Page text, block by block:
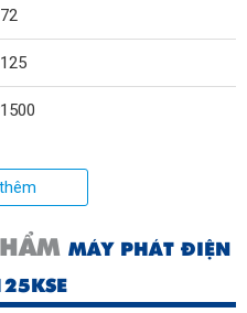
72
125
1500
112
Bằng điện
MÁY PHÁT ĐIỆN